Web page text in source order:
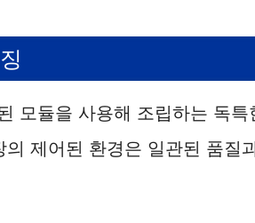
모듈을 사용해 조립하는 독특
제어된 환경은 일관된 품질